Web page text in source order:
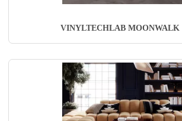
VINYLTECHLAB MOONWALK